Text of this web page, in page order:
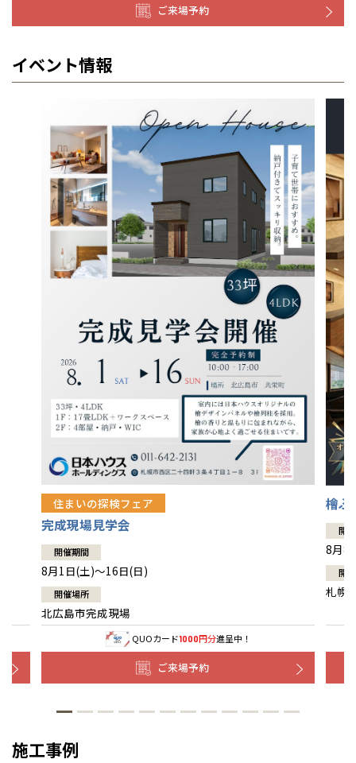
ご来場予約
イベント情報
住まいの探検フェア
完成現場見学会
開催期間
8月1日(土)～16日(日)
開催場所
北広島市完成現場
QUOカード1000円分進呈中！
ご来場予約
檜ぷ
開
8月8
開
札幌
施工事例